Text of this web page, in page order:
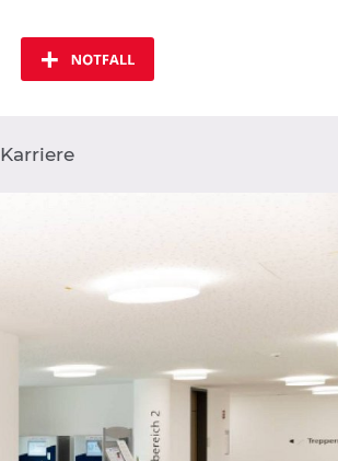
Notfall
Karriere